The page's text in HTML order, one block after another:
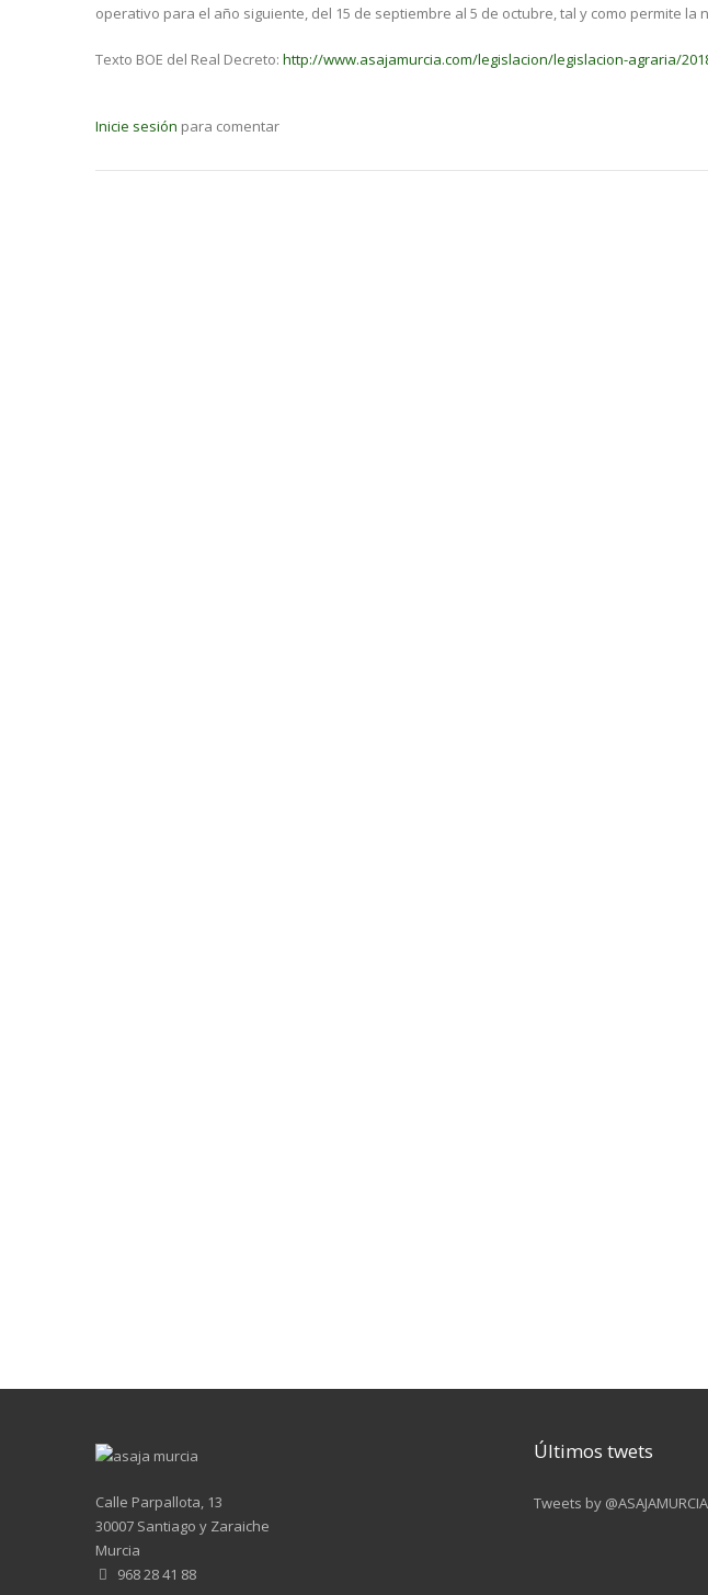
operativo para el año siguiente, del 15 de septiembre al 5 de octubre, tal y como permite la
Texto BOE del Real Decreto: http://www.asajamurcia.com/legislacion/legislacion-agraria/
Inicie sesión para comentar
Calle Parpallota, 13
30007 Santiago y Zaraiche
Murcia
968 28 41 88
Últimos twets
Tweets by @ASAJAMURCIA